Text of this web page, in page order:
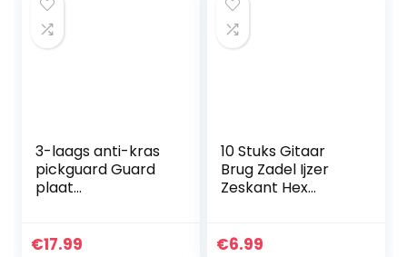
3-laags anti-kras
pickguard Guard
plaat
muziekinstrument
€17.99
10 Stuks Gitaar
Brug Zadel Ijzer
Zeskant Hex
Gitaar Onderdelen
€6.99